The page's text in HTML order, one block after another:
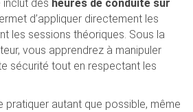
des heures de conduite sur
d’appliquer directement les
les sessions théoriques. Sous la
vous apprendrez à manipuler
sécurité tout en respectant les
pratiquer autant que possible, même